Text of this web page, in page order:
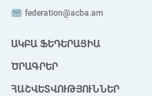
federation@acba.am
ԱԿԲԱ ՖԵԴԵՐԱՑԻԱ
ԾՐԱԳՐԵՐ
ՀԱՇՎԵՏՎՈՒԹՅՈՒՆՆԵՐ